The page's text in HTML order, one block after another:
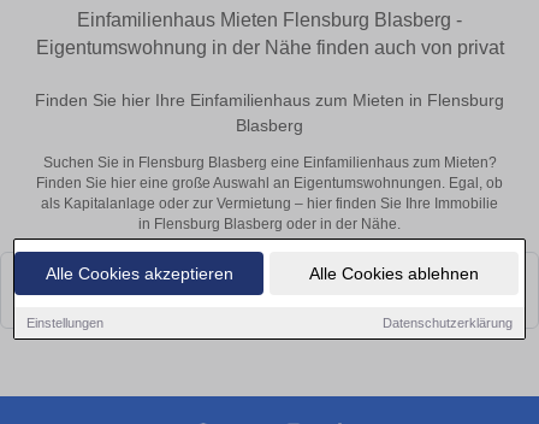
Alle Cookies akzeptieren Alle Cookies ablehnen
Einstellungen Datenschutzerklärung
Einfamilienhaus Mieten Flensburg Blasberg -
Eigentumswohnung in der Nähe finden auch von privat
Finden Sie hier Ihre Einfamilienhaus zum Mieten in Flensburg
Blasberg
Suchen Sie in Flensburg Blasberg eine Einfamilienhaus zum Mieten?
Finden Sie hier eine große Auswahl an Eigentumswohnungen. Egal, ob
als Kapitalanlage oder zur Vermietung – hier finden Sie Ihre Immobilie
in Flensburg Blasberg oder in der Nähe.
Leider konnten wir derzeit keine passenden Objekte finden. Schauen Sie
bald wieder vorbei!